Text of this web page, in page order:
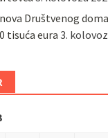
Društvenog
tisuća eura 3.